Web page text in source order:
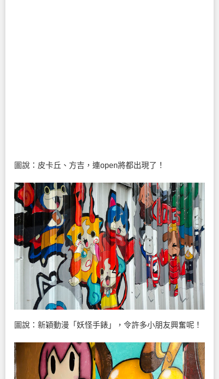
圖說：皮卡丘、方吉，連open將都出現了！
圖說：新穎動漫「妖怪手錶」，令許多小朋友興奮呢！